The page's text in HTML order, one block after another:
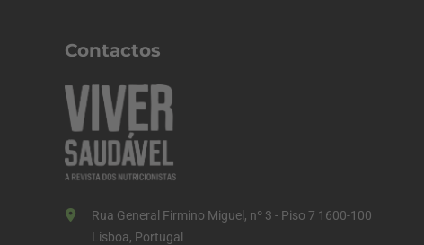
Contactos
Rua General Firmino Miguel, nº 3 - Piso 7 1600-100
Lisboa, Portugal